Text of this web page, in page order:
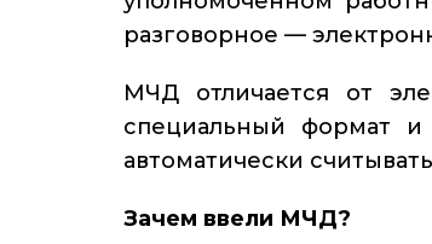
разговорное —
МЧД отличается от
специальный формат
автоматически
Зачем ввели МЧД?